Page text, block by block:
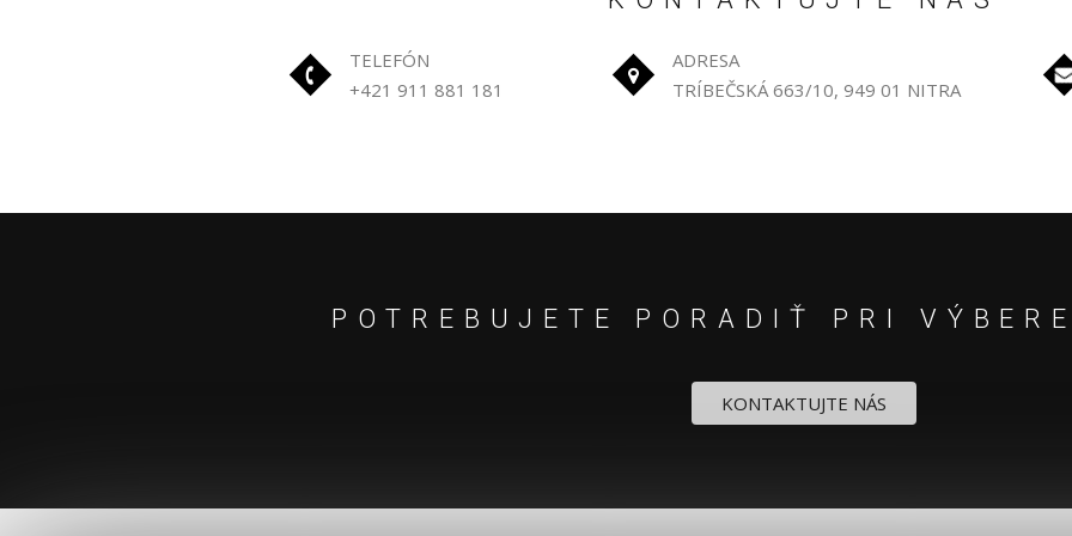
TELEFÓN
+421 911 881 181
ADRESA
TRÍBEČSKÁ 663/10, 949 01 NITRA
POTREBUJETE PORADIŤ PRI
KONTAKTUJTE NÁS